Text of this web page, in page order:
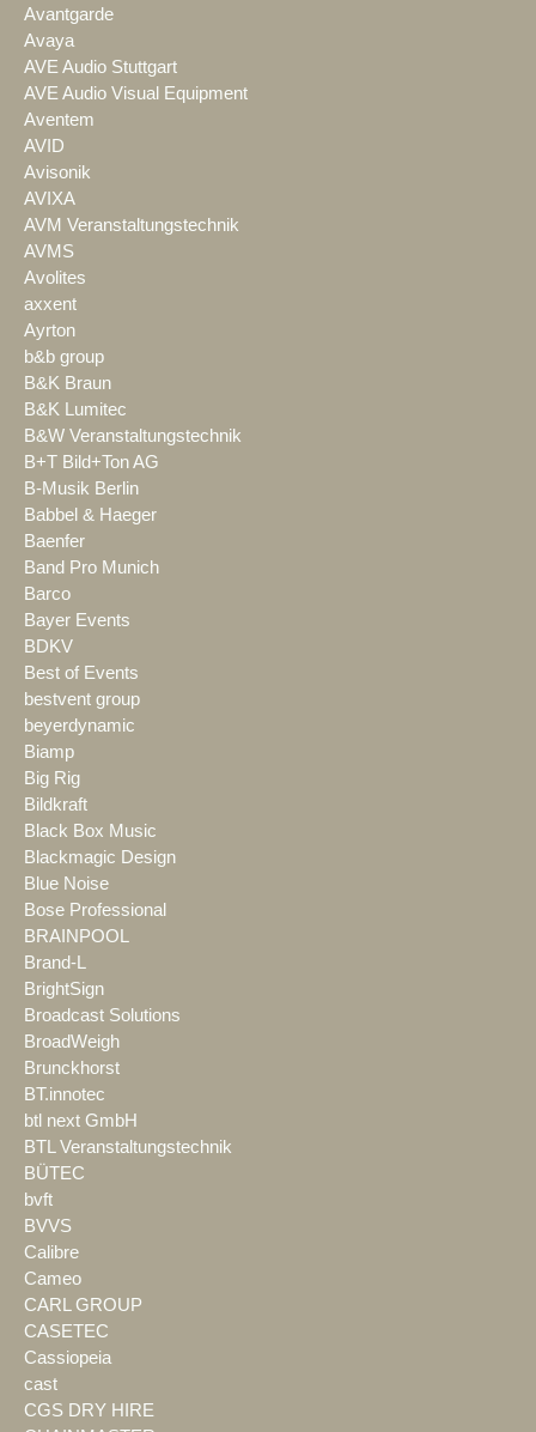
Avantgarde
Avaya
AVE Audio Stuttgart
AVE Audio Visual Equipment
Aventem
AVID
Avisonik
AVIXA
AVM Veranstaltungstechnik
AVMS
Avolites
axxent
Ayrton
b&b group
B&K Braun
B&K Lumitec
B&W Veranstaltungstechnik
B+T Bild+Ton AG
B-Musik Berlin
Babbel & Haeger
Baenfer
Band Pro Munich
Barco
Bayer Events
BDKV
Best of Events
bestvent group
beyerdynamic
Biamp
Big Rig
Bildkraft
Black Box Music
Blackmagic Design
Blue Noise
Bose Professional
BRAINPOOL
Brand-L
BrightSign
Broadcast Solutions
BroadWeigh
Brunckhorst
BT.innotec
btl next GmbH
BTL Veranstaltungstechnik
BÜTEC
bvft
BVVS
Calibre
Cameo
CARL GROUP
CASETEC
Cassiopeia
cast
CGS DRY HIRE